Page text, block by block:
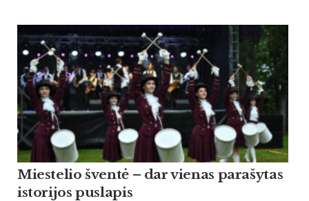
Miestelio šventė – dar vienas parašytas
istorijos puslapis